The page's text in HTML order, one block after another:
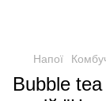
Напої
Bubble